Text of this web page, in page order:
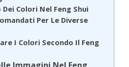
Colori Nel Feng Shui
Per Le Diverse
I Colori Secondo Il Feng
Immagini Nel Feng